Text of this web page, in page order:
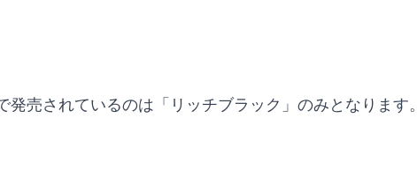
売されているのは「リッチブラック」のみとなります。